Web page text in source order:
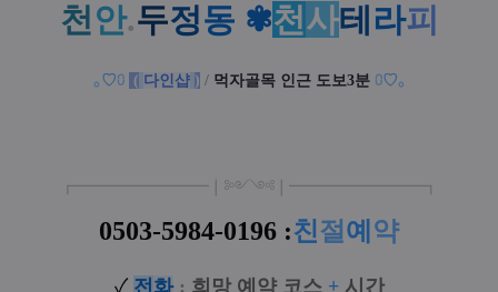
천안.두정동 ✾천사테 라피
｡ ♡⩇ ( 다인샵 ) / 먹자골목 인근 도보3분 ⩇♡｡
┏━━━━━━━━ ❘༻༺❘ ━━━━━━━━┓
0503-5984-0196 :친절 예 약
✓ 전화 : 희망 예약 코스 + 시간